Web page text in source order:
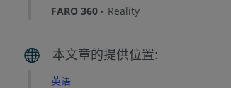
FARO 360 Reality
英语